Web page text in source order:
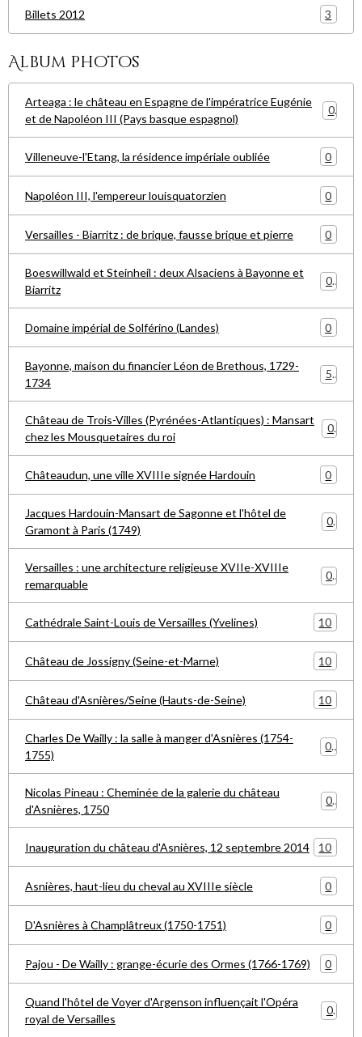
Billets 2012 3
Album photos
Arteaga : le château en Espagne de l'impératrice Eugénie
et de Napoléon III (Pays basque espagnol)
0
Villeneuve-l'Etang, la résidence impériale oubliée 0
Napoléon III, l'empereur louisquatorzien 0
Versailles - Biarritz : de brique, fausse brique et pierre 0
Boeswillwald et Steinheil : deux Alsaciens à Bayonne et
Biarritz
0
Domaine impérial de Solférino (Landes) 0
Bayonne, maison du financier Léon de Brethous, 1729-
1734
5
Château de Trois-Villes (Pyrénées-Atlantiques) : Mansart
chez les Mousquetaires du roi
0
Châteaudun, une ville XVIIIe signée Hardouin 0
Jacques Hardouin-Mansart de Sagonne et l'hôtel de
Gramont à Paris (1749)
0
Versailles : une architecture religieuse XVIIe-XVIIIe
remarquable
0
Cathédrale Saint-Louis de Versailles (Yvelines) 10
Château de Jossigny (Seine-et-Marne) 10
Château d'Asnières/Seine (Hauts-de-Seine) 10
Charles De Wailly : la salle à manger d'Asnières (1754-
1755)
0
Nicolas Pineau : Cheminée de la galerie du château
d'Asnières, 1750
0
Inauguration du château d'Asnières, 12 septembre 2014 10
Asnières, haut-lieu du cheval au XVIIIe siècle 0
D'Asnières à Champlâtreux (1750-1751) 0
Pajou - De Wailly : grange-écurie des Ormes (1766-1769) 0
Quand l'hôtel de Voyer d'Argenson influençait l'Opéra
royal de Versailles
0